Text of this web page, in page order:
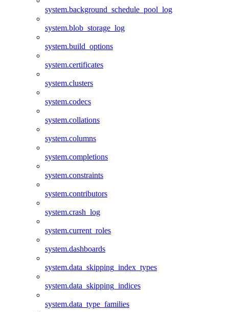
system.background_schedule_pool_log
system.blob_storage_log
system.build_options
system.certificates
system.clusters
system.codecs
system.collations
system.columns
system.completions
system.constraints
system.contributors
system.crash_log
system.current_roles
system.dashboards
system.data_skipping_index_types
system.data_skipping_indices
system.data_type_families